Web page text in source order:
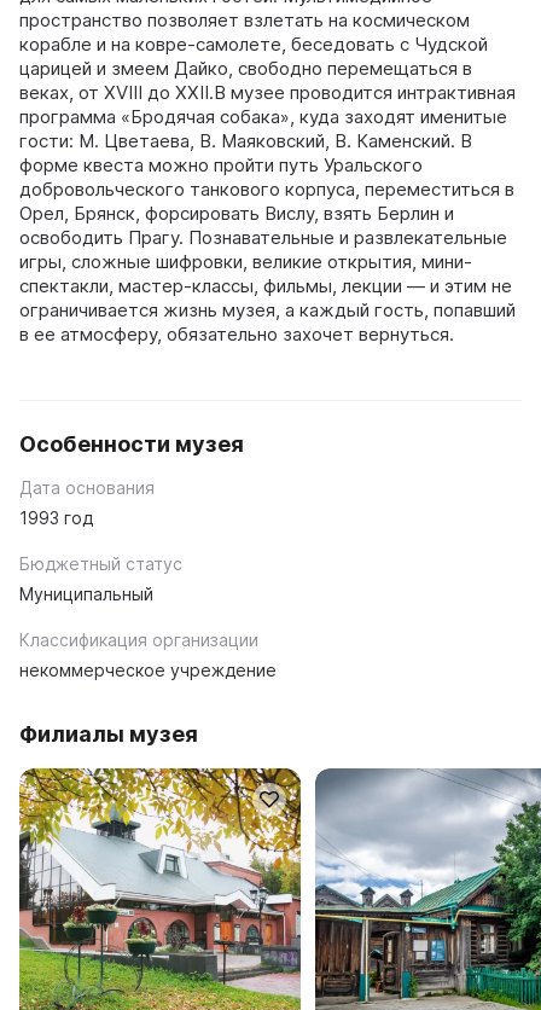
пространство позволяет взлетать на космическом
корабле и на ковре-самолете, беседовать с Чудской
царицей и змеем Дайко, свободно перемещаться в
веках, от XVIII до XXII.В музее проводится интрактивная
программа «Бродячая собака», куда заходят именитые
гости: М. Цветаева, В. Маяковский, В. Каменский. В
форме квеста можно пройти путь Уральского
добровольческого танкового корпуса, переместиться в
Орел, Брянск, форсировать Вислу, взять Берлин и
освободить Прагу. Познавательные и развлекательные
игры, сложные шифровки, великие открытия, мини-
спектакли, мастер-классы, фильмы, лекции — и этим не
ограничивается жизнь музея, а каждый гость, попавший
в ее атмосферу, обязательно захочет вернуться.
Особенности музея
Дата основания
1993 год
Бюджетный статус
Муниципальный
Классификация организации
некоммерческое учреждение
Филиалы музея